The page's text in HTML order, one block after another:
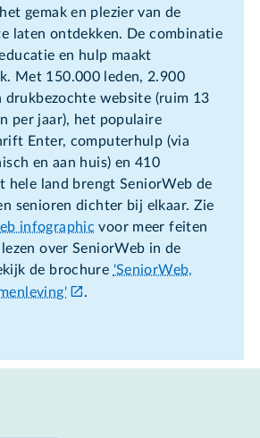
gemak en plezier van de
laten ontdekken. De combinatie
en hulp maakt
Met 150.000 leden, 2.900
drukbezochte website (ruim 13
per jaar), het populaire
Enter, computerhulp (via
en aan huis) en 410
hele land brengt SeniorWeb de
senioren dichter bij elkaar. Zie
infographic voor meer feiten
over SeniorWeb in de
de brochure 'SeniorWeb,
.